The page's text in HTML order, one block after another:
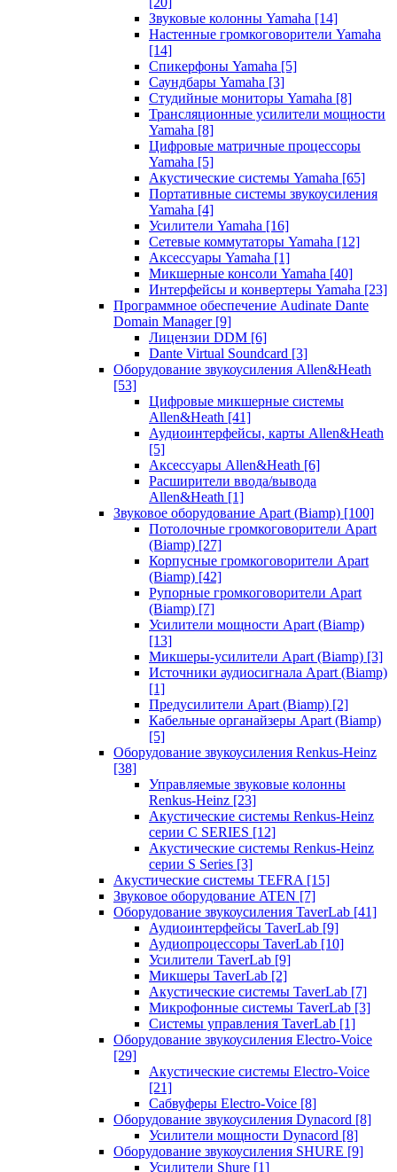
Звуковые колонны Yamaha [14]
Настенные громкоговорители Yamaha
[14]
Спикерфоны Yamaha [5]
Саундбары Yamaha [3]
Студийные мониторы Yamaha [8]
Трансляционные усилители мощности
Yamaha [8]
Цифровые матричные процессоры
Yamaha [5]
Акустические системы Yamaha [65]
Портативные системы звукоусиления
Yamaha [4]
Усилители Yamaha [16]
Сетевые коммутаторы Yamaha [12]
Аксессуары Yamaha [1]
Микшерные консоли Yamaha [40]
Интерфейсы и конвертеры Yamaha [23]
Программное обеспечение Audinate Dante
Domain Manager [9]
Лицензии DDM [6]
Dante Virtual Soundcard [3]
Оборудование звукоусиления Allen&Heath
[53]
Цифровые микшерные системы
Allen&Heath [41]
Аудиоинтерфейсы, карты Allen&Heath
[5]
Аксессуары Allen&Heath [6]
Расширители ввода/вывода
Allen&Heath [1]
Звуковое оборудование Apart (Biamp) [100]
Потолочные громкоговорители Apart
(Biamp) [27]
Корпусные громкоговорители Apart
(Biamp) [42]
Рупорные громкоговорители Apart
(Biamp) [7]
Усилители мощности Apart (Biamp)
[13]
Микшеры-усилители Apart (Biamp) [3]
Источники аудиосигнала Apart (Biamp)
[1]
Предусилители Apart (Biamp) [2]
Кабельные органайзеры Apart (Biamp)
[5]
Оборудование звукоусиления Renkus-Heinz
[38]
Управляемые звуковые колонны
Renkus-Heinz [23]
Акустические системы Renkus-Heinz
серии C SERIES [12]
Акустические системы Renkus-Heinz
серии S Series [3]
Акустические системы TEFRA [15]
Звуковое оборудование ATEN [7]
Оборудование звукоусиления TaverLab [41]
Аудиоинтерфейсы TaverLab [9]
Аудиопроцессоры TaverLab [10]
Усилители TaverLab [9]
Микшеры TaverLab [2]
Акустические системы TaverLab [7]
Микрофонные системы TaverLab [3]
Системы управления TaverLab [1]
Оборудование звукоусиления Electro-Voice
[29]
Акустические системы Electro-Voice
[21]
Сабвуферы Electro-Voice [8]
Оборудование звукоусиления Dynacord [8]
Усилители мощности Dynacord [8]
Оборудование звукоусиления SHURE [9]
Усилители Shure [1]